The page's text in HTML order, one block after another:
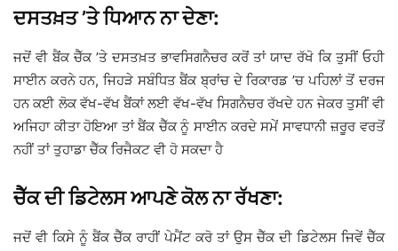
ਦਸਤਖ਼ਤ ’ਤੇ ਧਿਆਨ ਨਾ ਦੇਣਾ:
ਜਦੋਂ ਵੀ ਬੈਂਕ ਚੈੱਕ ’ਤੇ ਦਸਤਖ਼ਤ ਭਾਵਸਿਗਨੈਚਰ ਕਰੋਂ ਤਾਂ ਯਾਦ ਰੱਖੋ ਕਿ ਤੁਸੀਂ ਓਹੀ
ਸਾਈਨ ਕਰਨੇ ਹਨ, ਜਿਹੜੇ ਸਬੰਧਿਤ ਬੈਂਕ ਬ੍ਰਾਂਚ ਦੇ ਰਿਕਾਰਡ ’ਚ ਪਹਿਲਾਂ ਤੋਂ ਦਰਜ
ਹਨ ਕਈ ਲੋਕ ਵੱਖ-ਵੱਖ ਬੈਂਕਾਂ ਲਈ ਵੱਖ-ਵੱਖ ਸਿਗਨੈਚਰ ਰੱਖਦੇ ਹਨ ਜੇਕਰ ਤੁਸੀਂ ਵੀ
ਅਜਿਹਾ ਕੀਤਾ ਹੋਇਆ ਤਾਂ ਬੈਂਕ ਚੈੱਕ ਨੂੰ ਸਾਈਨ ਕਰਦੇ ਸਮੇਂ ਸਾਵਧਾਨੀ ਜ਼ਰੂਰ ਵਰਤੋਂ
ਨਹੀਂ ਤਾਂ ਤੁਹਾਡਾ ਚੈੱਕ ਰਿਜੈਕਟ ਵੀ ਹੋ ਸਕਦਾ ਹੈ
ਚੈੱਕ ਦੀ ਡਿਟੇਲਸ ਆਪਣੇ ਕੋਲ ਨਾ ਰੱਖਣਾ:
ਜਦੋਂ ਵੀ ਕਿਸੇ ਨੂੰ ਬੈਂਕ ਚੈੱਕ ਰਾਹੀਂ ਪੇਮੈਂਟ ਕਰੋ ਤਾਂ ਉਸ ਚੈੱਕ ਦੀ ਡਿਟੇਲਸ ਜਿਵੇਂ ਚੈੱਕ